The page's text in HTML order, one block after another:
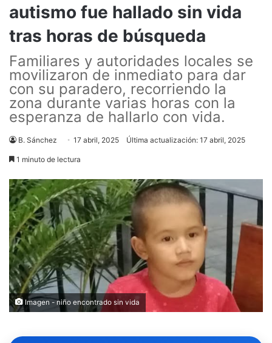
autismo fue hallado sin vida
tras horas de búsqueda
Familiares y autoridades locales se
movilizaron de inmediato para dar
con su paradero, recorriendo la
zona durante varias horas con la
esperanza de hallarlo con vida.
B. Sánchez 17 abril, 2025 Última actualización: 17 abril, 2025
1 minuto de lectura
Imagen - niño encontrado sin vida